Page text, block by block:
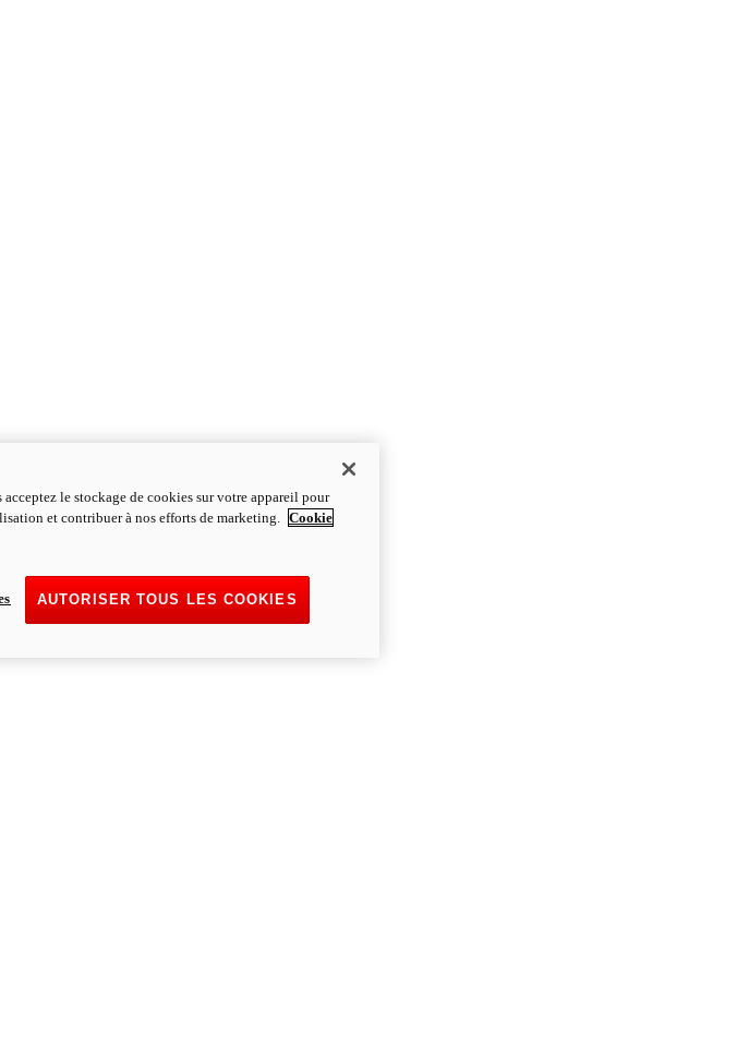
le stockage de cookies sur votre appareil pour
et contribuer à nos efforts de marketing. Cookie
AUTORISER TOUS LES COOKIES